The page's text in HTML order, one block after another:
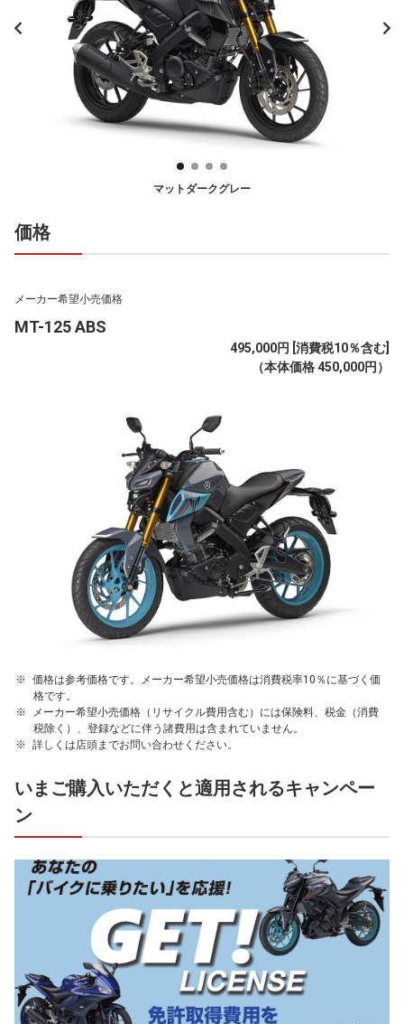
マットダークグレー
価格
メーカー希望小売価格
MT-125 ABS
495,000円 [消費税10％含む]
（本体価格 450,000円）
価格は参考価格です。メーカー希望小売価格は消費税率10％に基づく価
格です。
メーカー希望小売価格（リサイクル費用含む）には保険料、税金（消費
税除く）、登録などに伴う諸費用は含まれていません。
詳しくは店頭までお問い合わせください。
いまご購入いただくと適用されるキャンペー
ン